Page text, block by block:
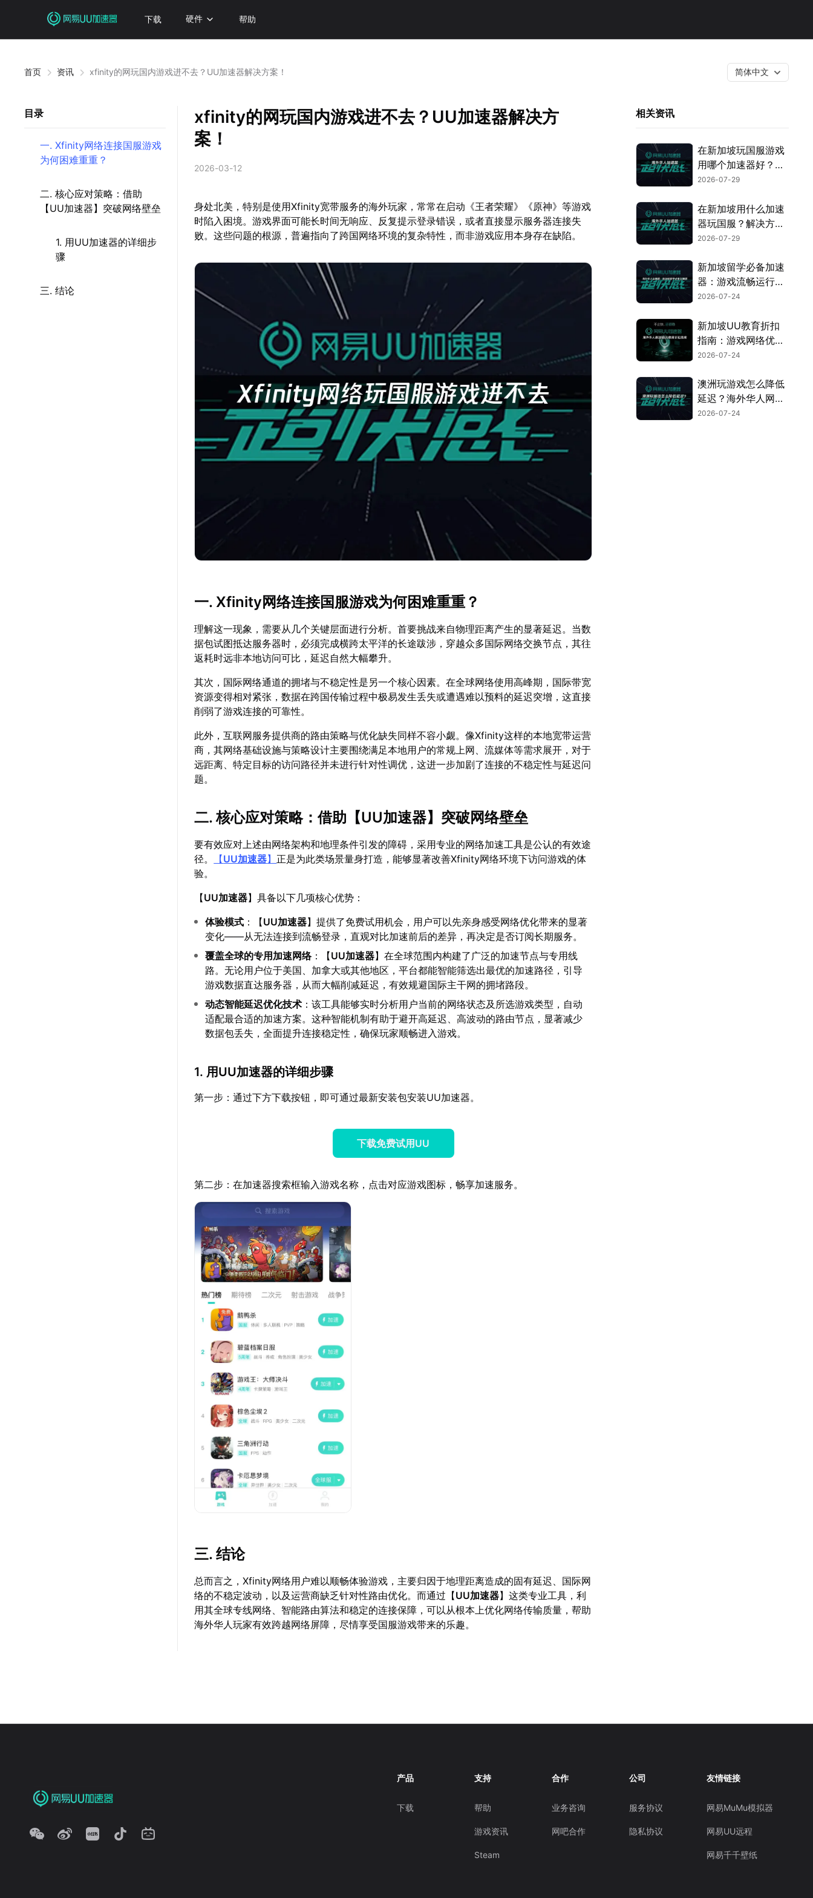
下载 硬件 帮助
首页 资讯 xfinity的网玩国内游戏进不去？UU加速器解决方案！ 简体中文
目录
一. Xfinity网络连接国服游戏
为何困难重重？
二. 核心应对策略：借助
【UU加速器】突破网络壁垒
1. 用UU加速器的详细步
骤
三. 结论
xfinity的网玩国内游戏进不去？UU加速器解决方
案！
2026-03-12
身处北美，特别是使用Xfinity宽带服务的海外玩家，常常在启动《王者荣耀》《原神》等游戏
时陷入困境。游戏界面可能长时间无响应、反复提示登录错误，或者直接显示服务器连接失
败。这些问题的根源，普遍指向了跨国网络环境的复杂特性，而非游戏应用本身存在缺陷。
一. Xfinity网络连接国服游戏为何困难重重？
理解这一现象，需要从几个关键层面进行分析。首要挑战来自物理距离产生的显著延迟。当数
据包试图抵达服务器时，必须完成横跨太平洋的长途跋涉，穿越众多国际网络交换节点，其往
返耗时远非本地访问可比，延迟自然大幅攀升。
其次，国际网络通道的拥堵与不稳定性是另一个核心因素。在全球网络使用高峰期，国际带宽
资源变得相对紧张，数据在跨国传输过程中极易发生丢失或遭遇难以预料的延迟突增，这直接
削弱了游戏连接的可靠性。
此外，互联网服务提供商的路由策略与优化缺失同样不容小觑。像Xfinity这样的本地宽带运营
商，其网络基础设施与策略设计主要围绕满足本地用户的常规上网、流媒体等需求展开，对于
远距离、特定目标的访问路径并未进行针对性调优，这进一步加剧了连接的不稳定性与延迟问
题。
二. 核心应对策略：借助【UU加速器】突破网络壁垒
要有效应对上述由网络架构和地理条件引发的障碍，采用专业的网络加速工具是公认的有效途
径。
【UU加速器】 正是为此类场景量身打造，能够显著改善Xfinity网络环境下访问游戏的体
验。
【UU加速器】具备以下几项核心优势：
体验模式 ：【UU加速器】提供了免费试用机会，用户可以先亲身感受网络优化带来的显著
变化——从无法连接到流畅登录，直观对比加速前后的差异，再决定是否订阅长期服务。
覆盖全球的专用加速网络：【UU加速器】在全球范围内构建了广泛的加速节点与专用线
路。无论用户位于美国、加拿大或其他地区，平台都能智能筛选出最优的加速路径，引导
游戏数据直达服务器，从而大幅削减延迟，有效规避国际主干网的拥堵路段。
动态智能延迟优化技术 ：该工具能够实时分析用户当前的网络状态及所选游戏类型，自动
适配最合适的加速方案。这种智能机制有助于避开高延迟、高波动的路由节点，显著减少
数据包丢失，全面提升连接稳定性，确保玩家顺畅进入游戏。
1. 用UU加速器的详细步骤
第一步：通过下方下载按钮，即可通过最新安装包安装UU加速器。
下载免费试用UU
第二步：在加速器搜索框输入游戏名称，点击对应游戏图标，畅享加速服务。
三. 结论
总而言之，Xfinity网络用户难以顺畅体验游戏，主要归因于地理距离造成的固有延迟、国际网
络的不稳定波动，以及运营商缺乏针对性路由优化。而通过【UU加速器】这类专业工具，利
用其全球专线网络、智能路由算法和稳定的连接保障，可以从根本上优化网络传输质量，帮助
海外华人玩家有效跨越网络屏障，尽情享受国服游戏带来的乐趣。
相关资讯
在新加坡玩国服游戏
用哪个加速器好？游
戏网络优化全攻略！
2026-07-29
在新加坡用什么加速
器玩国服？解决方案
全指南！
2026-07-29
新加坡留学必备加速
器：游戏流畅运行指
南！
2026-07-24
新加坡UU教育折扣
指南：游戏网络优化
全攻略！
2026-07-24
澳洲玩游戏怎么降低
延迟？海外华人网络
优化全攻略！
2026-07-24
产品
下载
支持
帮助
游戏资讯
Steam
合作
业务咨询
网吧合作
公司
服务协议
隐私协议
友情链接
网易MuMu模拟器
网易UU远程
网易千千壁纸